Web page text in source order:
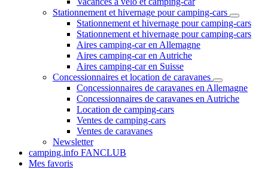
Stationnement et hivernage pour camping-cars
Stationnement et hivernage pour camping-cars
Stationnement et hivernage pour camping-cars
Aires camping-car en Allemagne
Aires camping-car en Autriche
Aires camping-car en Suisse
Concessionnaires et location de caravanes
Concessionnaires de caravanes en Allemagne
Concessionnaires de caravanes en Autriche
Location de camping-cars
Ventes de camping-cars
Ventes de caravanes
Newsletter
camping.info FANCLUB
Mes favoris